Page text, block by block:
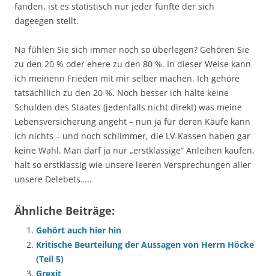
fanden, ist es statistisch nur jeder fünfte der sich
dageegen stellt.
Na fühlen Sie sich immer noch so überlegen? Gehören Sie
zu den 20 % oder ehere zu den 80 %. In dieser Weise kann
ich meinenn Frieden mit mir selber machen. Ich gehöre
tatsächllich zu den 20 %. Noch besser ich halte keine
Schulden des Staates (jedenfalls nicht direkt) was meine
Lebensversicherung angeht – nun ja für deren Käufe kann
ich nichts – und noch schlimmer, die LV-Kassen haben gar
keine Wahl. Man darf ja nur „erstklassige“ Anleihen kaufen,
halt so erstklassig wie unsere leeren Versprechungen aller
unsere Delebets…..
Ähnliche Beiträge:
Gehört auch hier hin
Kritische Beurteilung der Aussagen von Herrn Höcke
(Teil 5)
Grexit